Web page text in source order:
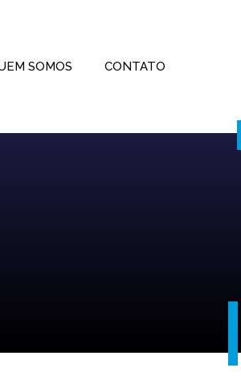
SOMOS CONTATO